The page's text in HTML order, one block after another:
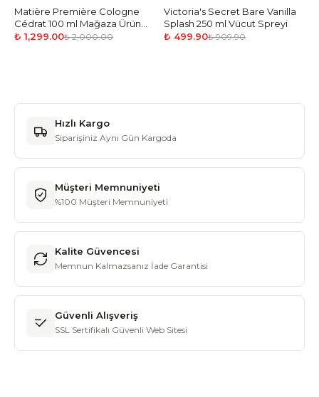
-35%
Matière Première Cologne
Cédrat 100 ml Mağaza Ürün
Unisex
₺ 1,299.00₺ 2,000.00
-45%
Victoria's Secret Bare Vanilla
Splash 250 ml Vücut Spreyi
₺ 499.90₺ 909.90
Hızlı Kargo
Siparişiniz Aynı Gün Kargoda
Müşteri Memnuniyeti
%100 Müşteri Memnuniyeti
Kalite Güvencesi
Memnun Kalmazsanız İade Garantisi
Güvenli Alışveriş
SSL Sertifikalı Güvenli Web Sitesi